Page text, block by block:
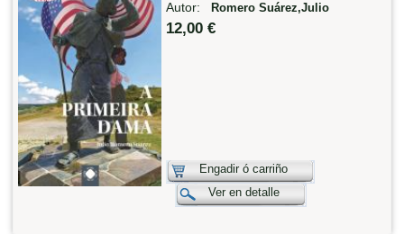
Autor: Romero Suárez,Julio
12,00 €
Engadir ó carriño
Ver en detalle